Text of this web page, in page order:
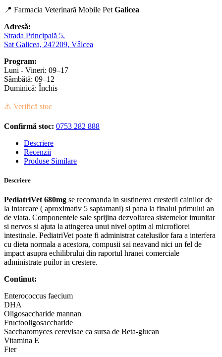
📍 Farmacia Veterinară Mobile Pet Galicea
Adresă:
Strada Principală 5,
Sat Galicea, 247209, Vâlcea
Program:
Luni - Vineri: 09–17
Sâmbătă: 09–12
Duminică: Închis
⚠️ Verifică stoc
Confirmă stoc: 0753 282 888
Descriere
Recenzii
Produse Similare
Descriere
PediatriVet 680mg se recomanda in sustinerea cresterii cainilor de
la intarcare ( aproximativ 5 saptamani) si pana la finalul primului an
de viata. Componentele sale sprijina dezvoltarea sistemelor imunitar
si nervos si ajuta la atingerea unui nivel optim al microflorei
intestinale. PediatriVet poate fi administrat catelusilor fara a interfera
cu dieta normala a acestora, compusii sai neavand nici un fel de
impact asupra echilibrului din raportul hranei comerciale
administrate puilor in crestere.
Continut:
Enterococcus faecium
DHA
Oligosaccharide mannan
Fructooligosaccharide
Saccharomyces cerevisae ca sursa de Beta-glucan
Vitamina E
Fier